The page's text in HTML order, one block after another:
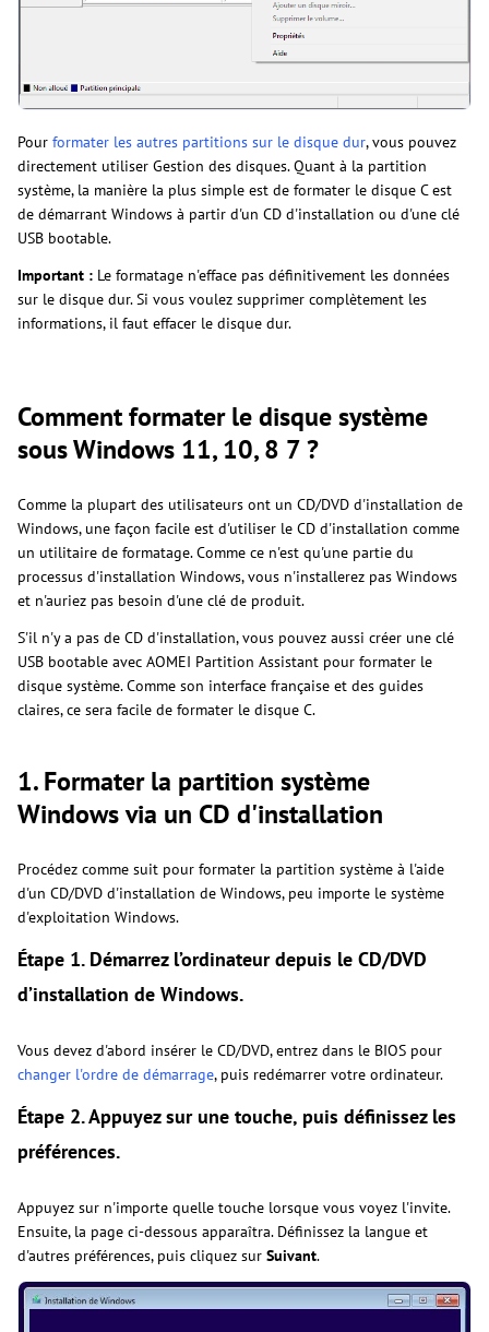
Pour formater les autres partitions sur le disque dur, vous pouvez
directement utiliser Gestion des disques. Quant à la partition
système, la manière la plus simple est de formater le disque C est
de démarrant Windows à partir d'un CD d'installation ou d'une clé
USB bootable.
Important : Le formatage n'efface pas définitivement les données
sur le disque dur. Si vous voulez supprimer complètement les
informations, il faut effacer le disque dur.
Comment formater le disque système
sous Windows 11, 10, 8 7 ?
Comme la plupart des utilisateurs ont un CD/DVD d'installation de
Windows, une façon facile est d'utiliser le CD d'installation comme
un utilitaire de formatage. Comme ce n'est qu'une partie du
processus d'installation Windows, vous n'installerez pas Windows
et n'auriez pas besoin d'une clé de produit.
S'il n'y a pas de CD d'installation, vous pouvez aussi créer une clé
USB bootable avec AOMEI Partition Assistant pour formater le
disque système. Comme son interface française et des guides
claires, ce sera facile de formater le disque C.
1. Formater la partition système
Windows via un CD d'installation
Procédez comme suit pour formater la partition système à l'aide
d'un CD/DVD d'installation de Windows, peu importe le système
d'exploitation Windows.
Étape 1. Démarrez l’ordinateur depuis le CD/DVD
d’installation de Windows.
Vous devez d'abord insérer le CD/DVD, entrez dans le BIOS pour
changer l'ordre de démarrage, puis redémarrer votre ordinateur.
Étape 2. Appuyez sur une touche, puis définissez les
préférences.
Appuyez sur n'importe quelle touche lorsque vous voyez l'invite.
Ensuite, la page ci-dessous apparaîtra. Définissez la langue et
d'autres préférences, puis cliquez sur Suivant.